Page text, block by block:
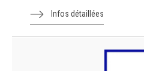
Infos détaillées